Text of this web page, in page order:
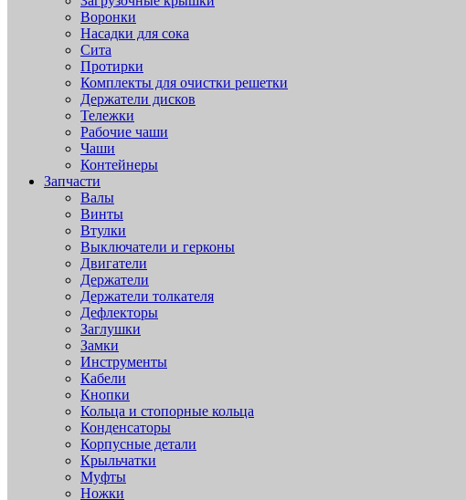
Воронки
Насадки для сока
Сита
Протирки
Комплекты для очистки решетки
Держатели дисков
Тележки
Рабочие чаши
Чаши
Контейнеры
Запчасти
Валы
Винты
Втулки
Выключатели и герконы
Двигатели
Держатели
Держатели толкателя
Дефлекторы
Заглушки
Замки
Инструменты
Кабели
Кнопки
Кольца и стопорные кольца
Конденсаторы
Корпусные детали
Крыльчатки
Муфты
Ножки